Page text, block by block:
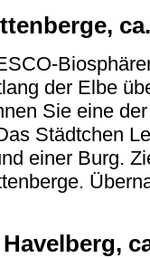
der Elbe
Sie eine
Städtchen
einer Burg.